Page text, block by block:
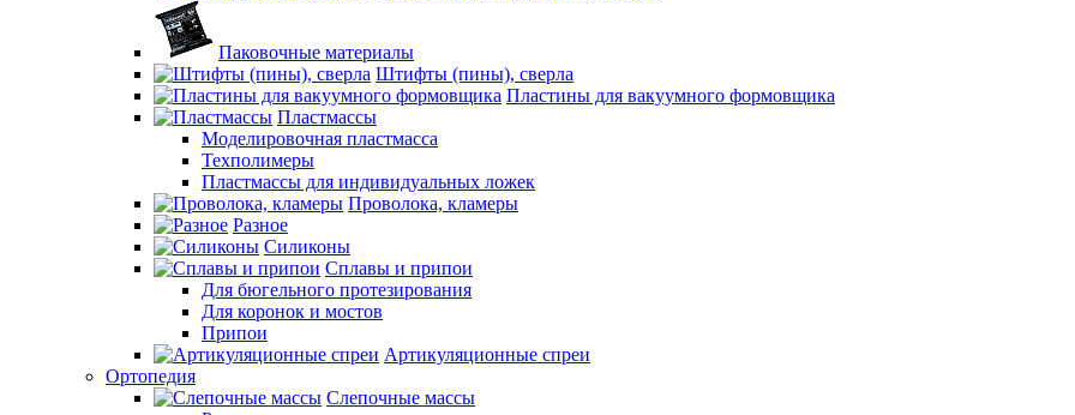
Паковочные материалы
Штифты (пины), сверла
Пластины для вакуумного формовщика
Пластмассы
Моделировочная пластмасса
Техполимеры
Пластмассы для индивидуальных ложек
Проволока, кламеры
Разное
Силиконы
Сплавы и припои
Для бюгельного протезирования
Для коронок и мостов
Припои
Артикуляционные спреи
Ортопедия
Слепочные массы